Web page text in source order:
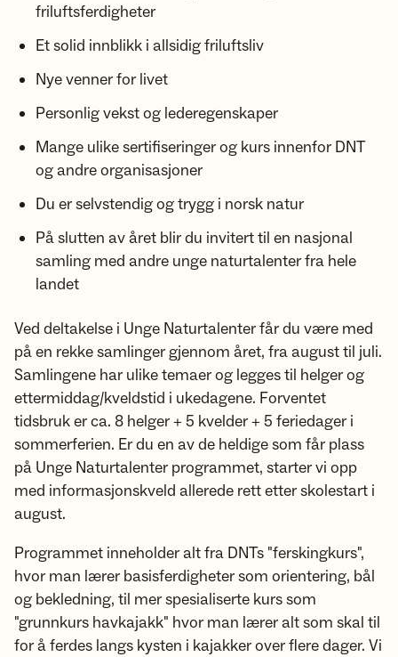
friluftsferdigheter
Et solid innblikk i allsidig friluftsliv
Nye venner for livet
Personlig vekst og lederegenskaper
Mange ulike sertifiseringer og kurs innenfor DNT
og andre organisasjoner
Du er selvstendig og trygg i norsk natur
På slutten av året blir du invitert til en nasjonal
samling med andre unge naturtalenter fra hele
landet
Ved deltakelse i Unge Naturtalenter får du være med
på en rekke samlinger gjennom året, fra august til juli.
Samlingene har ulike temaer og legges til helger og
ettermiddag/kveldstid i ukedagene. Forventet
tidsbruk er ca. 8 helger + 5 kvelder + 5 feriedager i
sommerferien. Er du en av de heldige som får plass
på Unge Naturtalenter programmet, starter vi opp
med informasjonskveld allerede rett etter skolestart i
august.
Programmet inneholder alt fra DNTs "ferskingkurs",
hvor man lærer basisferdigheter som orientering, bål
og bekledning, til mer spesialiserte kurs som
"grunnkurs havkajakk" hvor man lærer alt som skal til
for å ferdes langs kysten i kajakker over flere dager. Vi